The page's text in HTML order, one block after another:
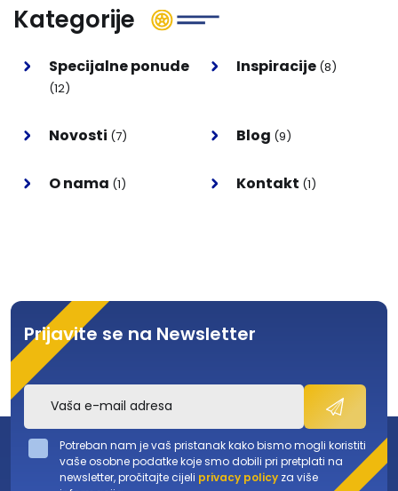
Kategorije
Specijalne ponude
(12)
Inspiracije (8)
Novosti (7) Blog (9)
O nama (1) Kontakt (1)
Prijavite se na Newsletter
Potreban nam je vaš pristanak kako bismo mogli koristiti
vaše osobne podatke koje smo dobili pri pretplati na
newsletter, pročitajte cijeli privacy policy za više